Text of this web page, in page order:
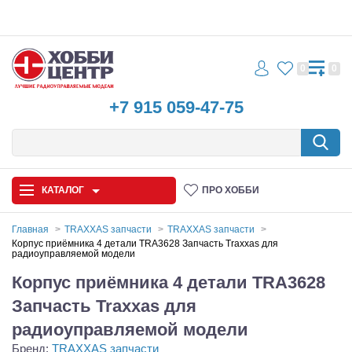
+7 915 059-47-75
0 0
КАТАЛОГ ПРО ХОББИ
Автомодели
Запчасти и аксессуары
Игрушки
Главная TRAXXAS запчасти
TRAXXAS запчасти
Корпус приёмника 4 детали TRA3628 Запчасть Traxxas для
радиоуправляемой модели
Корпус приёмника 4 детали TRA3628
Запчасть Traxxas для
радиоуправляемой модели
Бренд: TRAXXAS запчасти